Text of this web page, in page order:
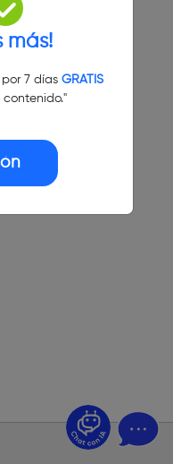
más!
7 días GRATIS
contenido."